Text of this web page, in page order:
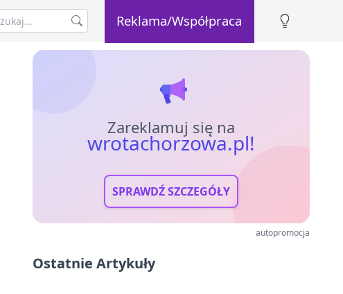
Reklama/Współpraca
Zareklamuj się na
wrotachorzowa.pl!
SPRAWDŹ SZCZEGÓŁY
autopromocja
Ostatnie Artykuły